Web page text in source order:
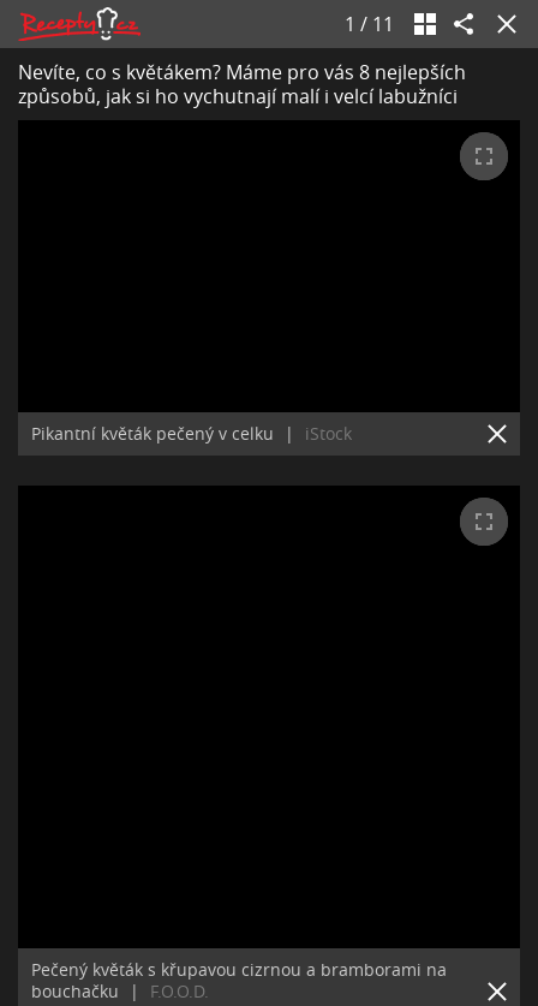
1 / 11
Nevíte, co s květákem? Máme pro vás 8 nejlepších
způsobů, jak si ho vychutnají malí i velcí labužníci
Pikantní květák pečený v celku | iStock
Pečený květák s křupavou cizrnou a bramborami na
bouchačku
| F.O.O.D.